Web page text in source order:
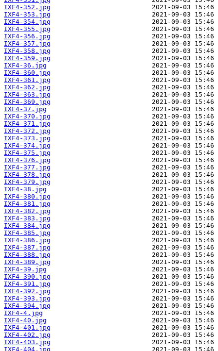
IXF4-352.jpg
IXF4-353.jpg
IXF4-354.jpg
IXF4-355.jpg
IXF4-356.jpg
IXF4-357.jpg
IXF4-358.jpg
IXF4-359.jpg
IXF4-36.jpg
IXF4-360.jpg
IXF4-361.jpg
IXF4-362.jpg
IXF4-363.jpg
IXF4-369.jpg
IXF4-37.jpg
IXF4-370.jpg
IXF4-371.jpg
IXF4-372.jpg
IXF4-373.jpg
IXF4-374.jpg
IXF4-375.jpg
IXF4-376.jpg
IXF4-377.jpg
IXF4-378.jpg
IXF4-379.jpg
IXF4-38.jpg
IXF4-380.jpg
IXF4-381.jpg
IXF4-382.jpg
IXF4-383.jpg
IXF4-384.jpg
IXF4-385.jpg
IXF4-386.jpg
IXF4-387.jpg
IXF4-388.jpg
IXF4-389.jpg
IXF4-39.jpg
IXF4-390.jpg
IXF4-391.jpg
IXF4-392.jpg
IXF4-393.jpg
IXF4-394.jpg
IXF4-4.jpg
IXF4-40.jpg
IXF4-401.jpg
IXF4-402.jpg
IXF4-403.jpg
IXF4-404.jpg